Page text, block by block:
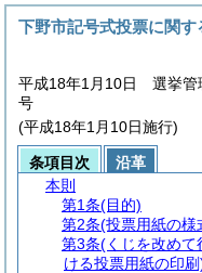
下野市記号式投票に関す
平成18年1月10日 選挙管
号
(平成18年1月10日施行)
条項目次
沿革
本則
第1条(目的)
第2条(投票用紙の様
第3条(くじを改めて
ける投票用紙の印刷